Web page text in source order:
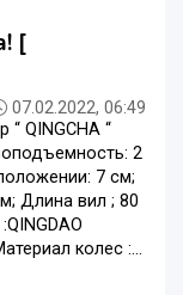
[
07.02.2022, 06:49
“ QINGCHA “
2
7 см;
Длина вил ; 80
колес :...